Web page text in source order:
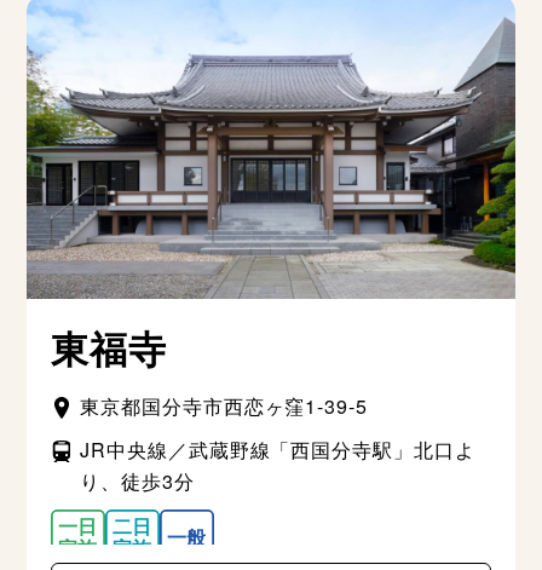
東福寺
東京都国分寺市西恋ヶ窪1-39-5
JR中央線／武蔵野線「西国分寺駅」北口よ
り、徒歩3分